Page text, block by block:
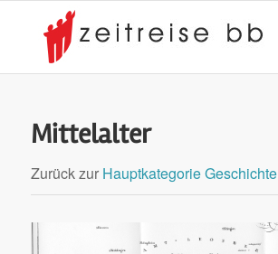
Mittelalter
Zurück zur Hauptkategorie Geschichte